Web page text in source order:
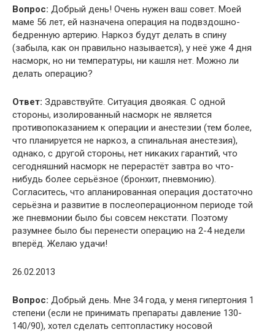
Вопрос: Добрый день! Очень нужен ваш совет. Моей
маме 56 лет, ей назначена операция на подвздошно-
бедренную артерию. Наркоз будут делать в спину
(забыла, как он правильно называется), у неё уже 4 дня
насморк, но ни температуры, ни кашля нет. Можно ли
делать операцию?
Ответ: Здравствуйте. Ситуация двоякая. С одной
стороны, изолированный насморк не является
противопоказанием к операции и анестезии (тем более,
что планируется не наркоз, а спинальная анестезия),
однако, с другой стороны, нет никаких гарантий, что
сегодняшний насморк не перерастёт завтра во что-
нибудь более серьёзное (бронхит, пневмонию).
Согласитесь, что апланированная операция достаточно
серьёзна и развитие в послеоперационном периоде той
же пневмонии было бы совсем некстати. Поэтому
разумнее было бы перенести операцию на 2-4 недели
вперёд. Желаю удачи!
26.02.2013
Вопрос: Добрый день. Мне 34 года, у меня гипертония 1
степени (если не принимать препараты давление 130-
140/90), хотел сделать септопластику носовой